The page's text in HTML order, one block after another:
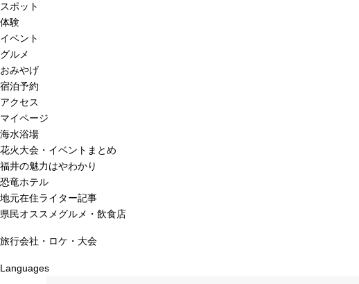
スポット
体験
イベント
グルメ
おみやげ
宿泊予約
アクセス
マイページ
海水浴場
花火大会・イベントまとめ
福井の魅力はやわかり
恐竜ホテル
地元在住ライター記事
県民オススメグルメ・飲食店
旅行会社・ロケ・大会
Languages